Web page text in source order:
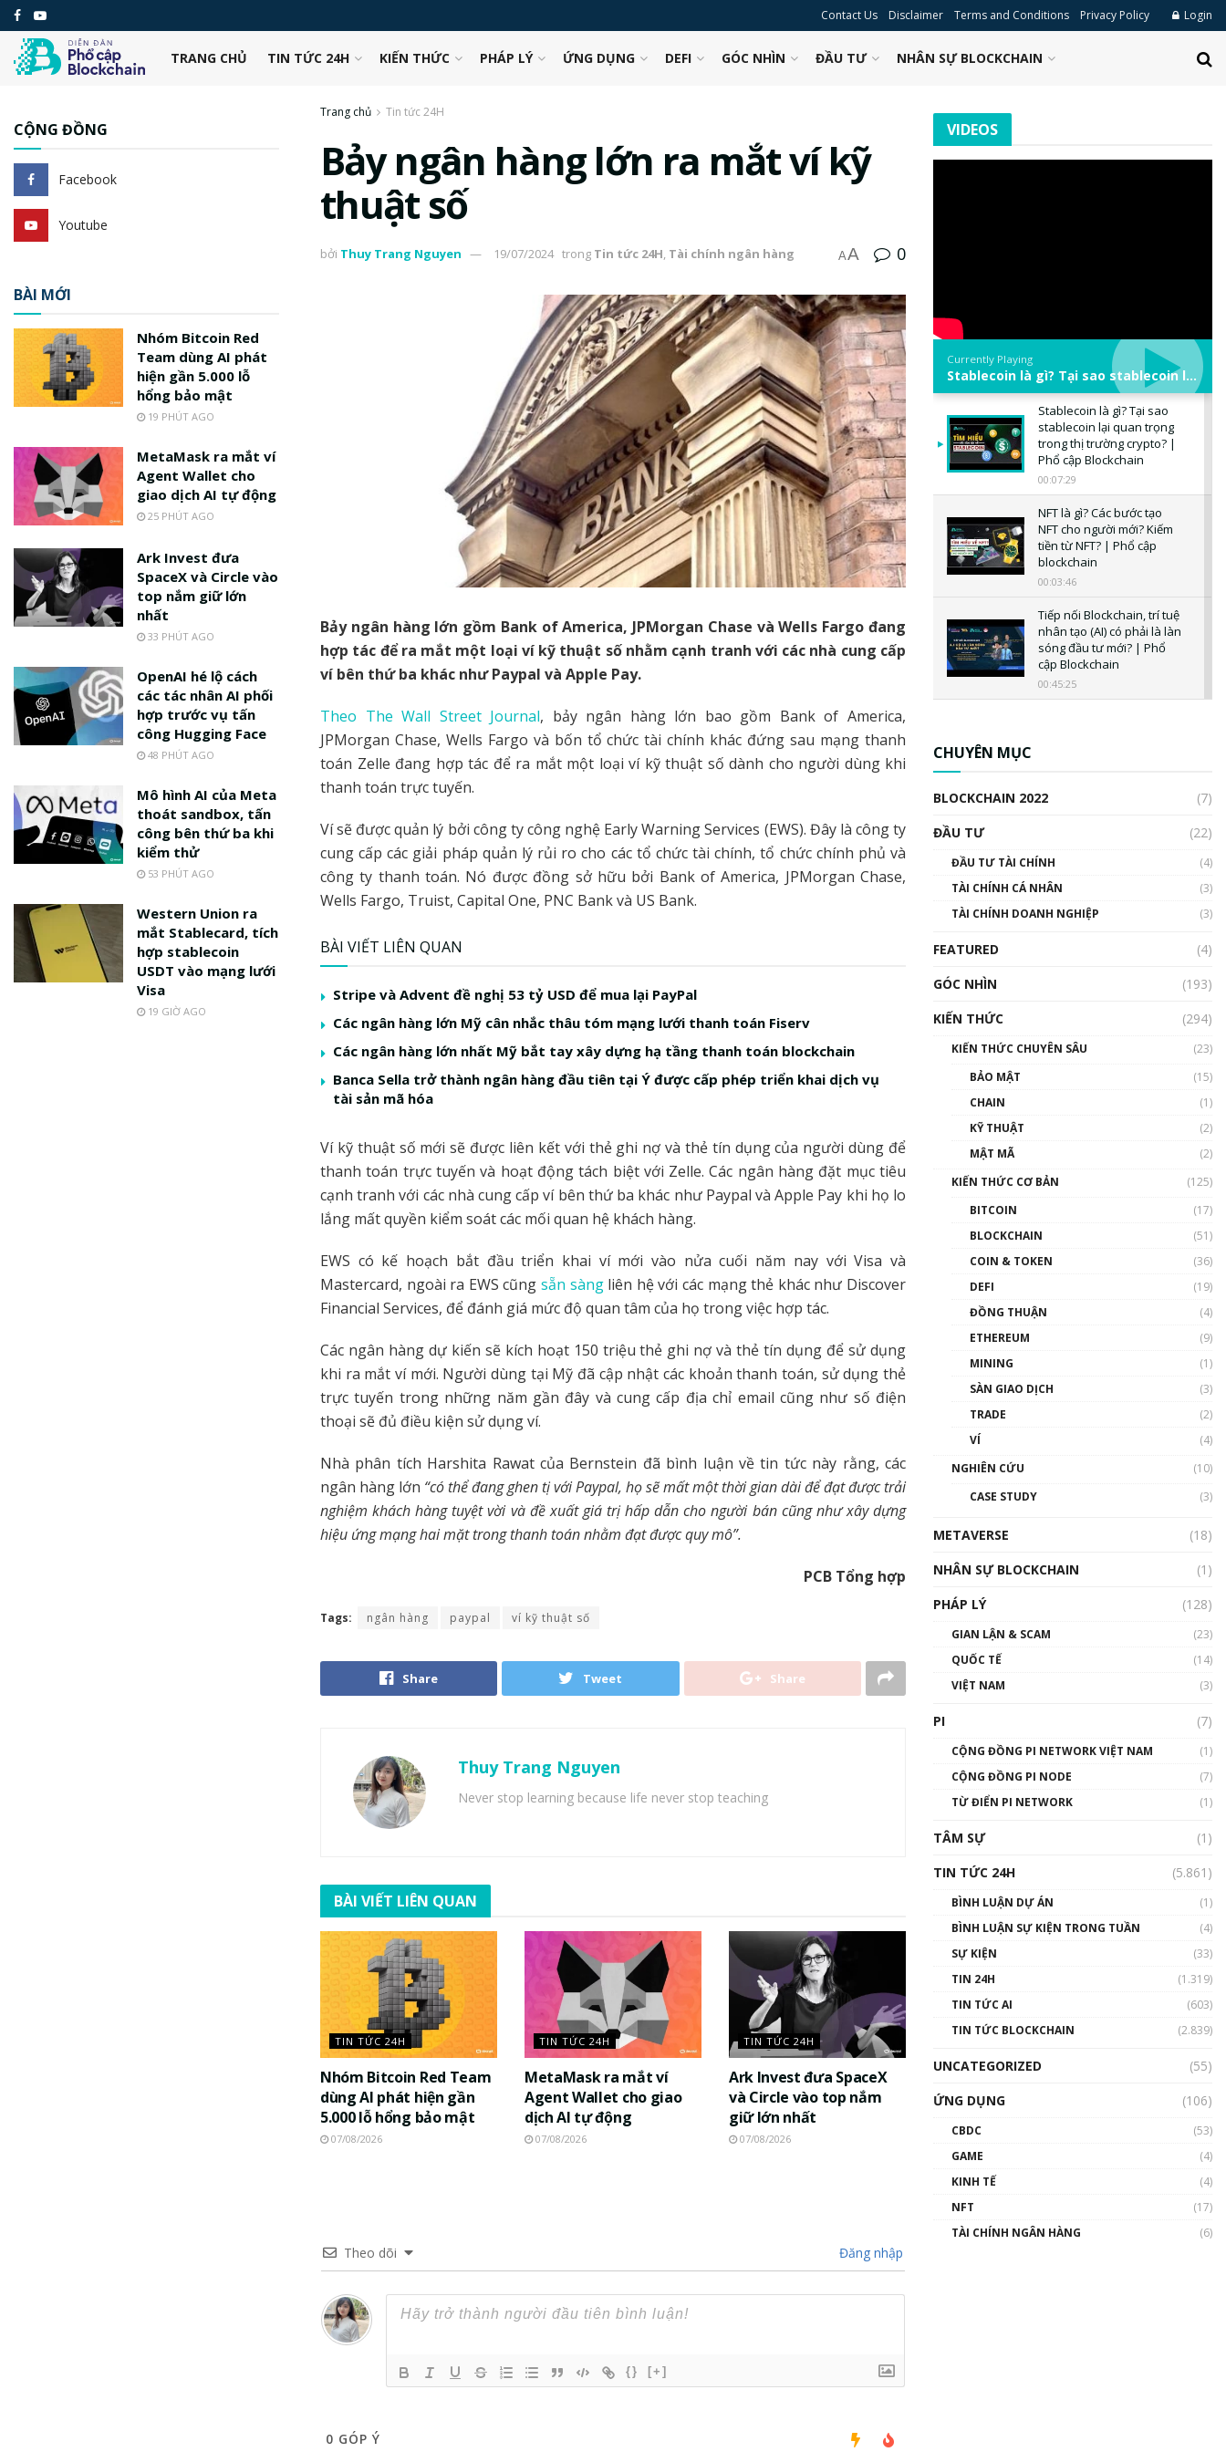
Contact Us Disclaimer Terms and Conditions Privacy Policy Login
TRANG CHỦ TIN TỨC 24H KIẾN THỨC PHÁP LÝ ỨNG DỤNG DEFI GÓC NHÌN ĐẦU TƯ NHÂN SỰ BLOCKCHAIN
Trang chủ Tin tức 24H
Bảy ngân hàng lớn ra mắt ví kỹ
thuật số
bởi Thuy Trang Nguyen 19/07/2024 trong Tin tức 24H, Tài chính ngân hàng AA 0
Bảy ngân hàng lớn gồm Bank of America, JPMorgan Chase và Wells Fargo đang
hợp tác để ra mắt một loại ví kỹ thuật số nhằm cạnh tranh với các nhà cung cấp
ví bên thứ ba khác như Paypal và Apple Pay.
Theo The Wall Street Journal, bảy ngân hàng lớn bao gồm Bank of America,
JPMorgan Chase, Wells Fargo và bốn tổ chức tài chính khác đứng sau mạng thanh
toán Zelle đang hợp tác để ra mắt một loại ví kỹ thuật số dành cho người dùng khi
thanh toán trực tuyến.
Ví sẽ được quản lý bởi công ty công nghệ Early Warning Services (EWS). Đây là công ty
cung cấp các giải pháp quản lý rủi ro cho các tổ chức tài chính, tổ chức chính phủ và
công ty thanh toán. Nó được đồng sở hữu bởi Bank of America, JPMorgan Chase,
Wells Fargo, Truist, Capital One, PNC Bank và US Bank.
BÀI VIẾT LIÊN QUAN
Stripe và Advent đề nghị 53 tỷ USD để mua lại PayPal
Các ngân hàng lớn Mỹ cân nhắc thâu tóm mạng lưới thanh toán Fiserv
Các ngân hàng lớn nhất Mỹ bắt tay xây dựng hạ tầng thanh toán blockchain
Banca Sella trở thành ngân hàng đầu tiên tại Ý được cấp phép triển khai dịch vụ
tài sản mã hóa
Ví kỹ thuật số mới sẽ được liên kết với thẻ ghi nợ và thẻ tín dụng của người dùng để
thanh toán trực tuyến và hoạt động tách biệt với Zelle. Các ngân hàng đặt mục tiêu
cạnh tranh với các nhà cung cấp ví bên thứ ba khác như Paypal và Apple Pay khi họ lo
lắng mất quyền kiểm soát các mối quan hệ khách hàng.
EWS có kế hoạch bắt đầu triển khai ví mới vào nửa cuối năm nay với Visa và
Mastercard, ngoài ra EWS cũng sẵn sàngliên hệ với các mạng thẻ khác như Discover
Financial Services, để đánh giá mức độ quan tâm của họ trong việc hợp tác.
Các ngân hàng dự kiến ​​sẽ kích hoạt 150 triệu thẻ ghi nợ và thẻ tín dụng để sử dụng
khi ra mắt ví mới. Người dùng tại Mỹ đã cập nhật các khoản thanh toán, sử dụng thẻ
trực tuyến trong những năm gần đây và cung cấp địa chỉ email cũng như số điện
thoại sẽ đủ điều kiện sử dụng ví.
Nhà phân tích Harshita Rawat của Bernstein đã bình luận về tin tức này rằng, các
ngân hàng lớn “có thể đang ghen tị với Paypal, họ sẽ mất một thời gian dài để đạt được trải
nghiệm khách hàng tuyệt vời và đề xuất giá trị hấp dẫn cho người bán cũng như xây dựng
hiệu ứng mạng hai mặt trong thanh toán nhằm đạt được quy mô”.
PCB Tổng hợp
Tags: ngân hàng paypal ví kỹ thuật số
Share Tweet Share
Thuy Trang Nguyen
Never stop learning because life never stop teaching
BÀI VIẾT LIÊN QUAN
TIN TỨC 24H
Nhóm Bitcoin Red Team
dùng AI phát hiện gần
5.000 lỗ hổng bảo mật
07/08/2026
TIN TỨC 24H
MetaMask ra mắt ví
Agent Wallet cho giao
dịch AI tự động
07/08/2026
TIN TỨC 24H
Ark Invest đưa SpaceX
và Circle vào top nắm
giữ lớn nhất
07/08/2026
Theo dõi Đăng nhập
{} [+]
0 GÓP Ý
CỘNG ĐỒNG
Facebook
Youtube
BÀI MỚI
Nhóm Bitcoin Red
Team dùng AI phát
hiện gần 5.000 lỗ
hổng bảo mật
19 PHÚT AGO
MetaMask ra mắt ví
Agent Wallet cho
giao dịch AI tự động
25 PHÚT AGO
Ark Invest đưa
SpaceX và Circle vào
top nắm giữ lớn
nhất
33 PHÚT AGO
OpenAI hé lộ cách
các tác nhân AI phối
hợp trước vụ tấn
công Hugging Face
48 PHÚT AGO
Mô hình AI của Meta
thoát sandbox, tấn
công bên thứ ba khi
kiểm thử
53 PHÚT AGO
Western Union ra
mắt Stablecard, tích
hợp stablecoin
USDT vào mạng lưới
Visa
19 GIỜ AGO
VIDEOS
Currently Playing
Stablecoin là gì? Tại sao stablecoin lại quan trọng trong thị trường crypto? | Phổ cập Blockchain
Stablecoin là gì? Tại sao
stablecoin lại quan trọng
trong thị trường crypto? |
Phổ cập Blockchain
00:07:29
NFT là gì? Các bước tạo
NFT cho người mới? Kiếm
tiền từ NFT? | Phổ cập
blockchain
00:03:46
Tiếp nối Blockchain, trí tuệ
nhân tạo (AI) có phải là làn
sóng đầu tư mới? | Phổ
cập Blockchain
00:45:25
uptrend trong năm 2023? |
Phổ cập Blockchain
00:02:14
Nhìn lại năm 2022: Những
nhân vật ảnh hưởng nhất
hệ sinh thái tiền mã hoá |
Blockchain
Nhân sự tương lại ngành
Blockchain Việt Nam | Phổ
cập Blockchain
Blockchain đang được ứng
01:34:46
01:32:59
Talkshow17: Mùa đông
Crypto – Chiếc khăn gió ấm
01:49:30
Talkshow 14: MemeCoin –
CHUYÊN MỤC
BLOCKCHAIN 2022
(7)
ĐẦU TƯ
(22)
ĐẦU TƯ TÀI CHÍNH
(4)
TÀI CHÍNH CÁ NHÂN
(3)
TÀI CHÍNH DOANH NGHIỆP
(3)
FEATURED
(4)
GÓC NHÌN
(193)
KIẾN THỨC
(294)
KIẾN THỨC CHUYÊN SÂU
(23)
BẢO MẬT
(15)
CHAIN
(1)
KỸ THUẬT
(2)
MẬT MÃ
(2)
KIẾN THỨC CƠ BẢN
(125)
BITCOIN
(17)
BLOCKCHAIN
(51)
COIN & TOKEN
(36)
DEFI
(19)
ĐỒNG THUẬN
(4)
ETHEREUM
(9)
MINING
(1)
SÀN GIAO DỊCH
(3)
TRADE
(2)
VÍ
(4)
NGHIÊN CỨU
(10)
CASE STUDY
(3)
METAVERSE
(18)
NHÂN SỰ BLOCKCHAIN
(1)
PHÁP LÝ
(128)
GIAN LẬN & SCAM
(23)
QUỐC TẾ
(14)
VIỆT NAM
(3)
PI (7)
CỘNG ĐỒNG PI NETWORK VIỆT NAM
(1)
CỘNG ĐỒNG PI NODE
(7)
TỪ ĐIỂN PI NETWORK
(1)
TÂM SỰ
(1)
TIN TỨC 24H
(5.861)
BÌNH LUẬN DỰ ÁN
(1)
BÌNH LUẬN SỰ KIỆN TRONG TUẦN
(4)
SỰ KIỆN
(33)
TIN 24H
(1.319)
TIN TỨC AI
(603)
TIN TỨC BLOCKCHAIN
(2.839)
UNCATEGORIZED
(55)
ỨNG DỤNG
(106)
CBDC
(53)
GAME
(4)
KINH TẾ
(4)
NFT
(17)
TÀI CHÍNH NGÂN HÀNG
(6)